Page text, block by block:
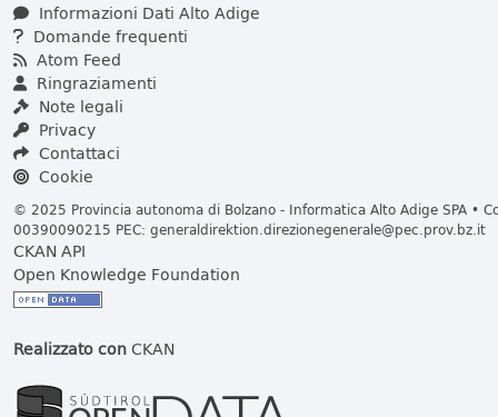
Informazioni Dati Alto Adige
Domande frequenti
Atom Feed
Ringraziamenti
Note legali
Privacy
Contattaci
Cookie
© 2025 Provincia autonoma di Bolzano - Informatica Alto Adige SPA •
00390090215 PEC: generaldirektion.direzionegenerale@pec.prov.bz.it
CKAN API
Open Knowledge Foundation
Realizzato conCKAN